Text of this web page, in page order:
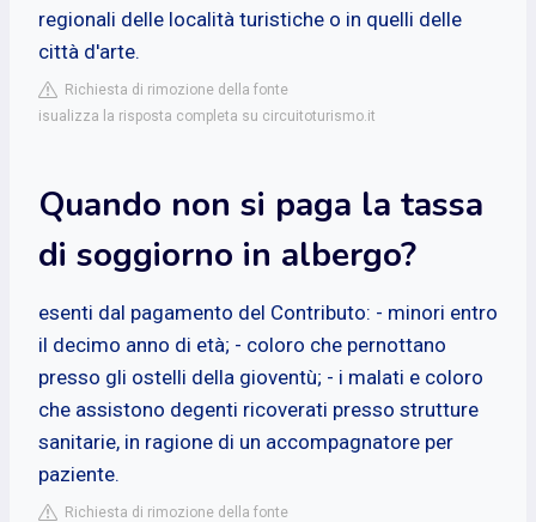
regionali delle località turistiche o in quelli delle
città d'arte.
Richiesta di rimozione della fonte
isualizza la risposta completa su circuitoturismo.it
Quando non si paga la tassa
di soggiorno in albergo?
esenti dal pagamento del Contributo: - minori entro
il decimo anno di età; - coloro che pernottano
presso gli ostelli della gioventù; - i malati e coloro
che assistono degenti ricoverati presso strutture
sanitarie, in ragione di un accompagnatore per
paziente.
Richiesta di rimozione della fonte